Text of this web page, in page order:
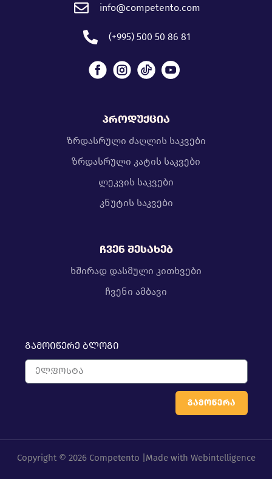
info@competento.com
(+995) 500 50 86 81
პროდუქცია
ზრდასრული ძაღლის საკვები
ზრდასრული კატის საკვები
ლეკვის საკვები
კნუტის საკვები
ჩვენ შესახებ
ხშირად დასმული კითხვები
ჩვენი ამბავი
გამოიწერე ბლოგი
გამოწერა
Copyright © 2026 Competento | Made with Webintelligence